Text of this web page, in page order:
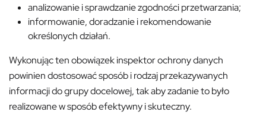
analizowanie i sprawdzanie zgodności przetwarzania;
informowanie, doradzanie i rekomendowanie
określonych działań.
Wykonując ten obowiązek inspektor ochrony danych
powinien dostosować sposób i rodzaj przekazywanych
informacji do grupy docelowej, tak aby zadanie to było
realizowane w sposób efektywny i skuteczny.